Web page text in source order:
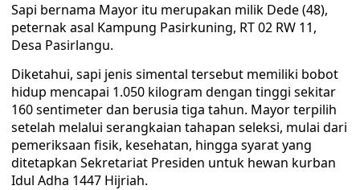
Sapi bernama Mayor itu merupakan milik Dede (48),
peternak asal Kampung Pasirkuning, RT 02 RW 11,
Desa Pasirlangu.
Diketahui, sapi jenis simental tersebut memiliki bobot
hidup mencapai 1.050 kilogram dengan tinggi sekitar
160 sentimeter dan berusia tiga tahun. Mayor terpilih
setelah melalui serangkaian tahapan seleksi, mulai dari
pemeriksaan fisik, kesehatan, hingga syarat yang
ditetapkan Sekretariat Presiden untuk hewan kurban
Idul Adha 1447 Hijriah.